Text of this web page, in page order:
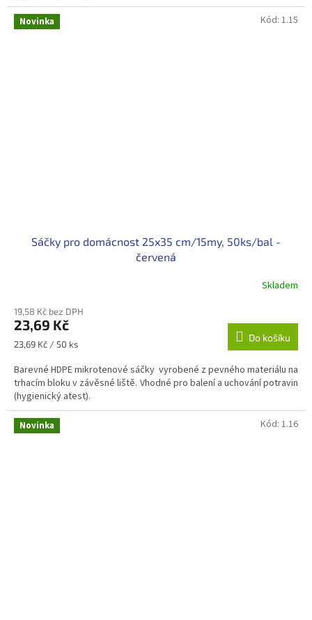
Novinka
Sáčky pro domácnost 25x35 cm/15my, 50ks/bal -
červená
Skladem
19,58 Kč bez DPH
23,69 Kč
Měrná
23,69 Kč / 50 ks
Do košíku
Barevné HDPE mikrotenové sáčky vyrobené z pevného materiálu na
trhacím bloku v závěsné liště. Vhodné pro balení a uchování potravin
(hygienický atest).
Kód: 1.15
Novinka Kód: 1.16